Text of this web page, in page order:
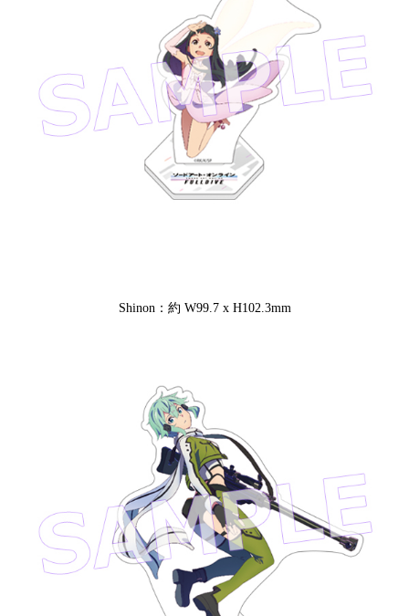
Shinon：約 W99.7 x H102.3mm